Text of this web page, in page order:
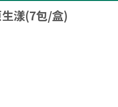
漾(7包/盒)